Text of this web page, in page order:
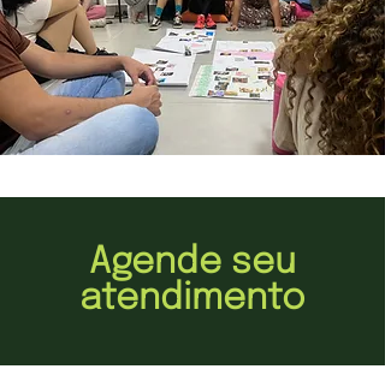
Agende seu
atendimento